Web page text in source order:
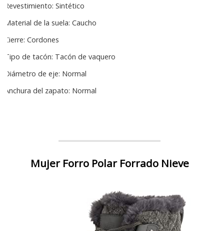
Revestimiento: Sintético
Material de la suela: Caucho
Cierre: Cordones
Tipo de tacón: Tacón de vaquero
Diámetro de eje: Normal
Anchura del zapato: Normal
Mujer Forro Polar Forrado Nieve